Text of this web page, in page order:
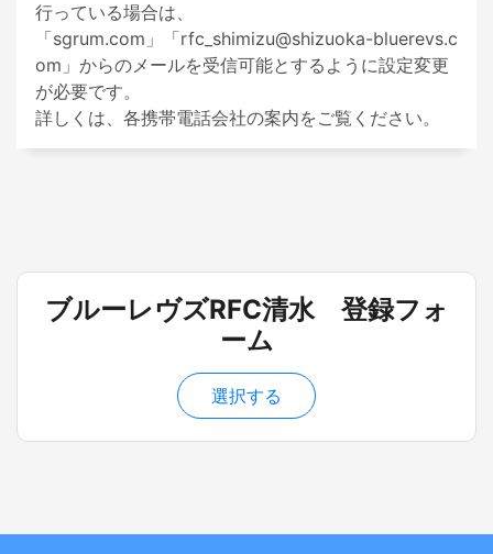
行っている場合は、
「sgrum.com」「rfc_shimizu@shizuoka-bluerevs.c
om」からのメールを受信可能とするように設定変更
が必要です。
詳しくは、各携帯電話会社の案内をご覧ください。
ブルーレヴズRFC清水 登録フォ
ーム
選択する